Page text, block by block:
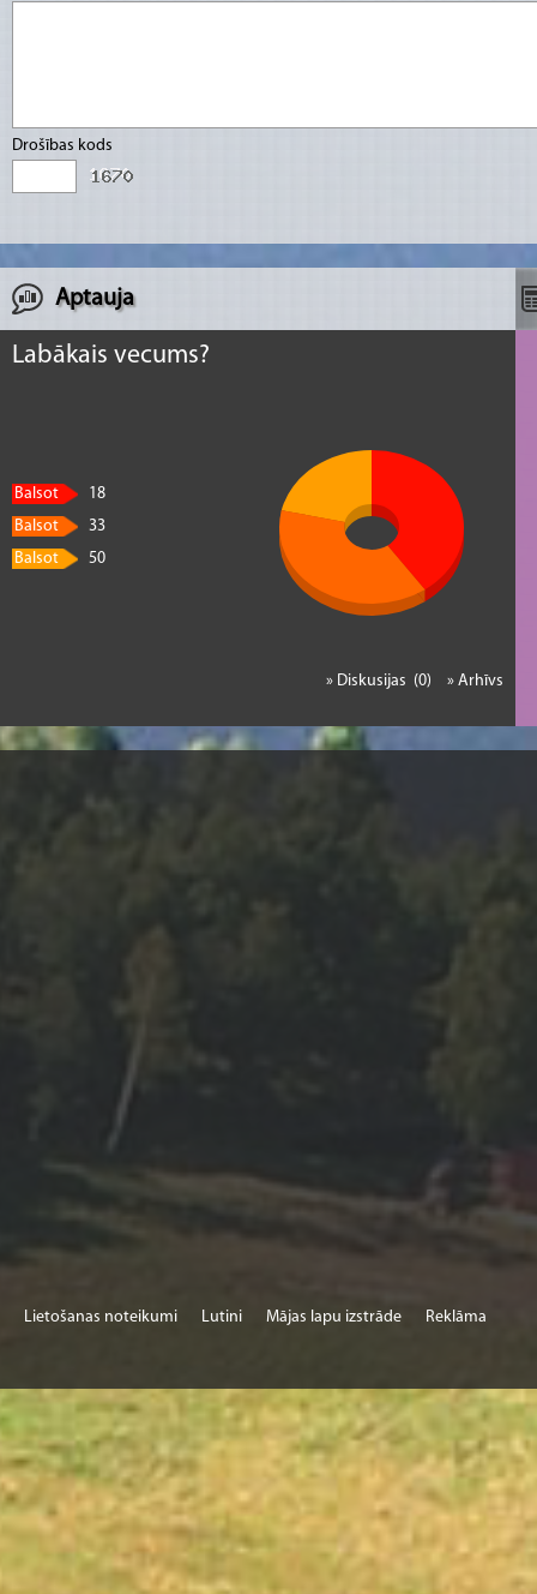
Drošības kods
Aptauja
Labākais vecums?
Balsot
18
Balsot
33
Balsot
50
» Arhīvs
» Diskusijas (0)
Lietošanas noteikumi Lutini Mājas lapu izstrāde Reklāma